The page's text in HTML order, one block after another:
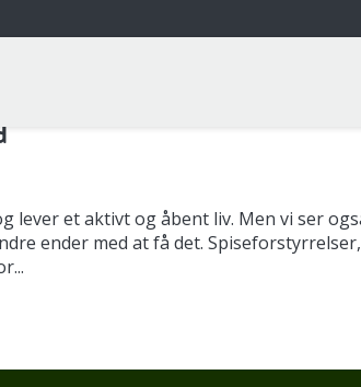
lever et aktivt og åbent liv. Men vi ser
ender med at få det.